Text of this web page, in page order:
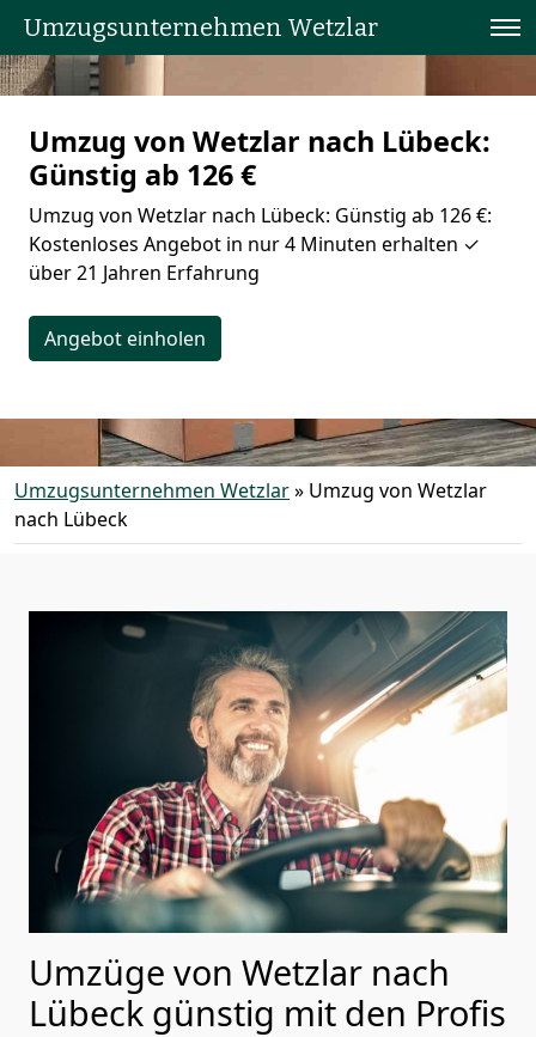
Umzugsunternehmen Wetzlar
Umzug von Wetzlar nach Lübeck:
Günstig ab 126 €
Umzug von Wetzlar nach Lübeck: Günstig ab 126 €:
Kostenloses Angebot in nur 4 Minuten erhalten ✓
über 21 Jahren Erfahrung
Angebot einholen
Umzugsunternehmen Wetzlar» Umzug von Wetzlar
nach Lübeck
Umzüge von Wetzlar nach
Lübeck günstig mit den Profis